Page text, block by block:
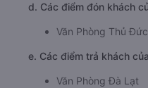
d. Các điểm đón khách
Văn Phòng Thủ Đức
e. Các điểm trả khách
Văn Phòng Đà Lạt